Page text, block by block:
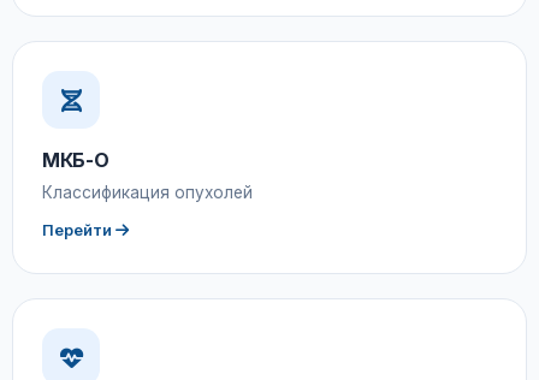
МКБ-О
Классификация опухолей
Перейти